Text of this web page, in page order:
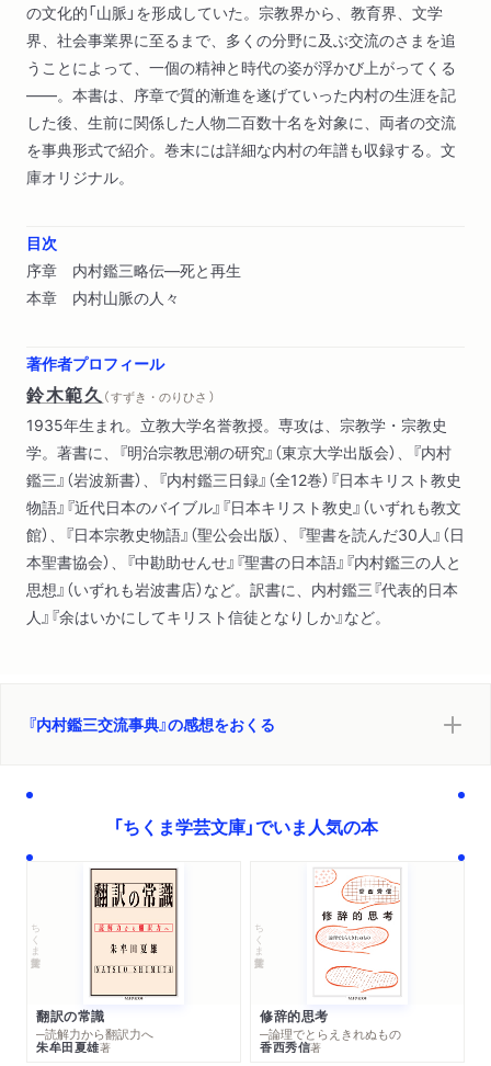
の文化的「山脈」を形成していた。宗教界から、教育界、文学
界、社会事業界に至るまで、多くの分野に及ぶ交流のさまを追
うことによって、一個の精神と時代の姿が浮かび上がってくる
――。本書は、序章で質的漸進を遂げていった内村の生涯を記
した後、生前に関係した人物二百数十名を対象に、両者の交流
を事典形式で紹介。巻末には詳細な内村の年譜も収録する。文
庫オリジナル。
目次
序章 内村鑑三略伝―死と再生
本章 内村山脈の人々
著作者プロフィール
鈴木範久（ すずき・のりひさ ）
1935年生まれ。立教大学名誉教授。専攻は、宗教学・宗教史
学。著書に、『明治宗教思潮の研究』（東京大学出版会）、『内村
鑑三』（岩波新書）、『内村鑑三日録』（全12巻）『日本キリスト教史
物語』『近代日本のバイブル』『日本キリスト教史』（いずれも教文
館）、『日本宗教史物語』（聖公会出版）、『聖書を読んだ30人』（日
本聖書協会）、『中勘助せんせ』『聖書の日本語』『内村鑑三の人と
思想』（いずれも岩波書店）など。訳書に、内村鑑三『代表的日本
人』『余はいかにしてキリスト信徒となりしか』など。
『内村鑑三交流事典』の感想をおくる
「ちくま学芸文庫」でいま人気の本
ちくま学芸文庫
翻訳の常識
─読解力から翻訳力へ
朱牟田夏雄著
ちくま学芸文庫
修辞的思考
─論理でとらえきれぬもの
香西秀信著